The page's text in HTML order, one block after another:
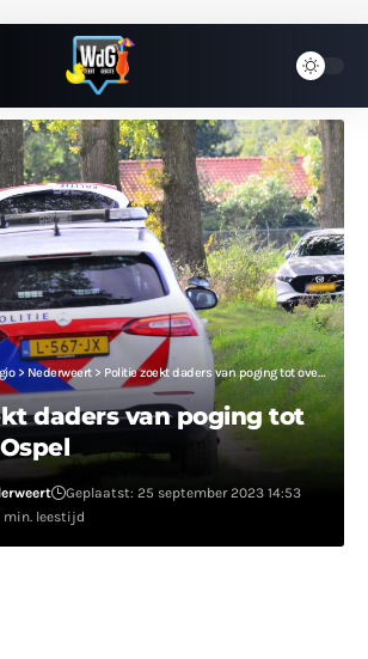
> Nederweert> Politie zoekt daders van poging tot overval in Ospel
daders van poging tot
Geplaatst: 25 september 2023 14:53
min. leestijd